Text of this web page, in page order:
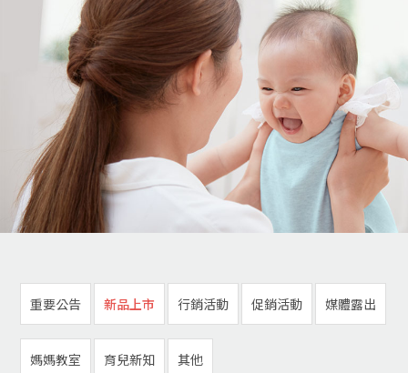
重要公告 新品上市 行銷活動 促銷活動 媒體露出
媽媽教室 育兒新知 其他